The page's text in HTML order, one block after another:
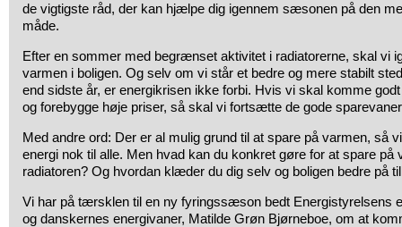
de vigtigste råd, der kan hjælpe dig igennem sæsonen på den
måde.
Efter en sommer med begrænset aktivitet i radiatorerne, skal vi
varmen i boligen. Og selv om vi står et bedre og mere stabilt
end sidste år, er energikrisen ikke forbi. Hvis vi skal komme
og forebygge høje priser, så skal vi fortsætte de gode
Med andre ord: Der er al mulig grund til at spare på varmen, så
energi nok til alle. Men hvad kan du konkret gøre for at spare
radiatoren? Og hvordan klæder du dig selv og boligen bedre på
Vi har på tærsklen til en ny fyringssæson bedt Energistyrelsens
og danskernes energivaner, Matilde Grøn Bjørneboe, om at